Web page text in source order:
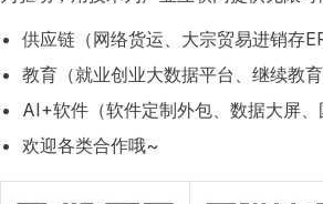
供应链（网络货运、大宗贸易进销存
教育（就业创业大数据平台、继续教
AI+软件（软件定制外包、数据大屏、
欢迎各类合作哦~